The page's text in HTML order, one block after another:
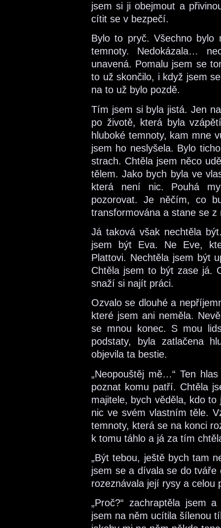
jsem si ji obejmout a
cítit se v bezpečí.
Bylo to pryč. Všechno bylo
temnoty. Nedokázala…
unavená. Pomalu jsem se
to už skončilo, i když jsem
na to už bylo pozdě.
Tím jsem si byla jistá. Jen
po životě, která byla
hluboké temnoty, kam mne
jsem ho neslyšela. Bylo
strach. Chtěla jsem něco
tělem. Jako bych byla ve
která není nic. Pouhá
pozorovat. Je něčím, co
transformována a stane se
Já taková však nechtěla
jsem být Eva. Ne Eve,
Plattovi. Nechtěla jsem být
Chtěla jsem to být zase já.
snaží si najít práci.
Ozvalo se dlouhé a
které jsem ani neměla.
se mnou konec. S mou
podstaty, byla zatlačena
objevila ta bestie.
„Neopouštěj mě…“ Ten
poznat komu patří. Chtěla
majitele, bych věděla, kdo
nic ve svém vlastním těle.
temnoty, která se na konci
k tomu táhlo a já za tím
„Být tebou, ještě bych tam
jsem se a dívala se do
rozeznávala její rysy a celou
„Proč?“ zachraptěla jsem
jsem na něm ucítila šílenou